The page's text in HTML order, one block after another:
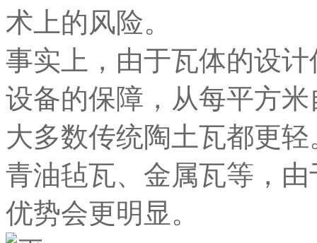
术上的风险。
事实上，由于瓦体的设
设备的保障，从每平方
大多数传统陶土瓦都更
青油毡瓦、金属瓦等，
优势会更明显。